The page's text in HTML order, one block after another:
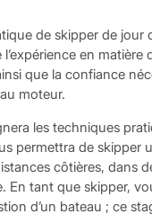
de skipper de jour
en matière
que la confiance
moteur.
les techniques
permettra de skipper
côtières, dans
En tant que skipper,
d’un bateau ; ce